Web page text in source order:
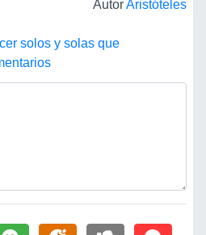
AutorAristóteles
solos y solas que